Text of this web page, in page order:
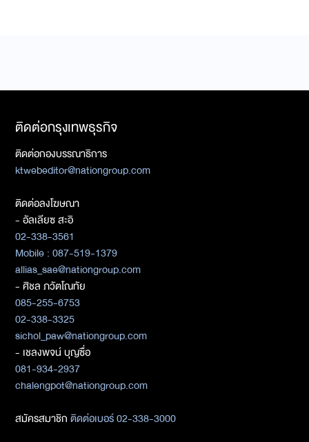
ติดต่อกรุงเทพธุรกิจ
ติดต่อกองบรรณาธิการ
ktwebeditor@nationgroup.com
ติดต่อลงโฆษณา
- อัลเลียซ สะอิ
02-338-3561
Mobile : 087-519-1379
allias_sae@nationgroup.com
- ศิชล ภวัตโณทัย
085-255-6753
02-338-3325
sichol_paw@nationgroup.com
- เชลงพจน์ บุญซื่อ
081-934-2937
chalengpot@nationgroup.com
สมัครสมาชิกติดต่อเบอร์ 02-338-3000